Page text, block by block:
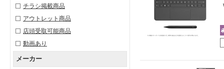
チラシ掲載商品
アウトレット商品
店頭受取可能商品
動画あり
メーカー